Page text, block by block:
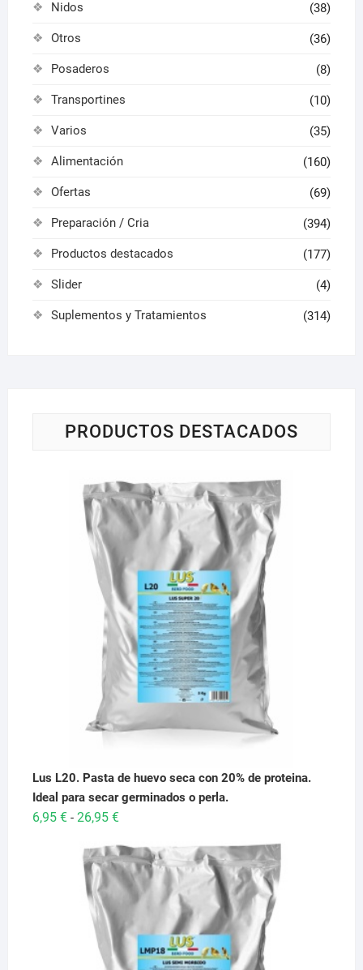
Nidos (38)
Otros (36)
Posaderos (8)
Transportines (10)
Varios (35)
Alimentación (160)
Ofertas (69)
Preparación / Cria (394)
Productos destacados (177)
Slider (4)
Suplementos y Tratamientos (314)
PRODUCTOS DESTACADOS
Lus L20. Pasta de huevo seca con 20% de proteina.
Ideal para secar germinados o perla.
6,95 € - 26,95 €Rango
precios:
desde
6,95 €
26,95 €